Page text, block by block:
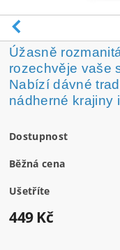
Úžasně
rozechvěje vaše
Nabízí dávné
nádherné krajiny
Dostupnost
Běžná cena
Ušetříte
449 Kč